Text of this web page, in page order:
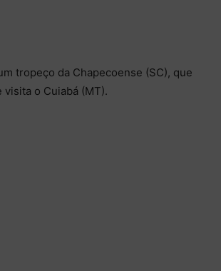
tropeço da Chapecoense (SC), que
o Cuiabá (MT).